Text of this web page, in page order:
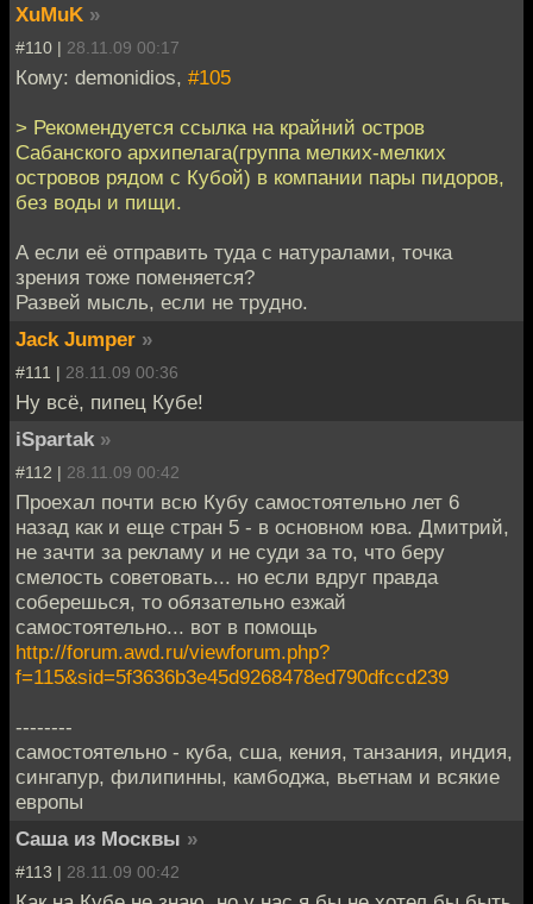
XuMuK »
#110 | 28.11.09 00:17
Кому: demonidios, #105
> Рекомендуется ссылка на крайний остров
Сабанского архипелага(группа мелких-мелких
островов рядом с Кубой) в компании пары пидоров,
без воды и пищи.
А если её отправить туда с натуралами, точка
зрения тоже поменяется?
Развей мысль, если не трудно.
Jack Jumper »
#111 | 28.11.09 00:36
Ну всё, пипец Кубе!
iSpartak »
#112 | 28.11.09 00:42
Проехал почти всю Кубу самостоятельно лет 6
назад как и еще стран 5 - в основном юва. Дмитрий,
не зачти за рекламу и не суди за то, что беру
смелость советовать... но если вдруг правда
соберешься, то обязательно езжай
самостоятельно... вот в помощь
http://forum.awd.ru/viewforum.php?
f=115&sid=5f3636b3e45d9268478ed790dfccd239
--------
самостоятельно - куба, сша, кения, танзания, индия,
сингапур, филипинны, камбоджа, вьетнам и всякие
европы
Саша из Москвы »
#113 | 28.11.09 00:42